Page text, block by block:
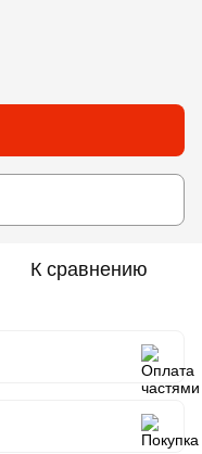
К сравнению